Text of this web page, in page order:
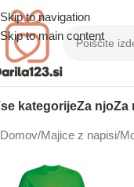
Skip to navigation
Skip to main content
kategorijeZa njoZa
Domov/Majice z napisi/